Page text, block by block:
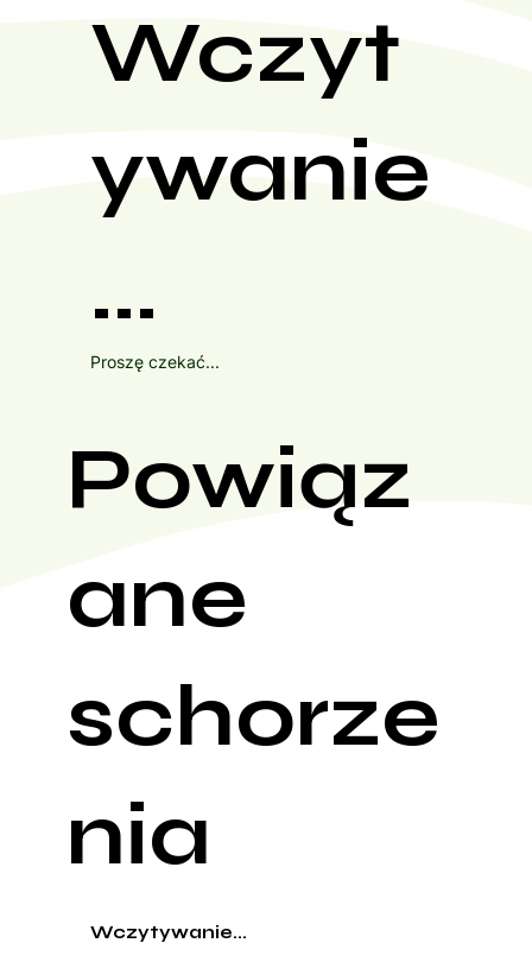
Wczyt
ywanie
...
Proszę czekać...
Powiąz
ane
schorze
nia
Wczytywanie...